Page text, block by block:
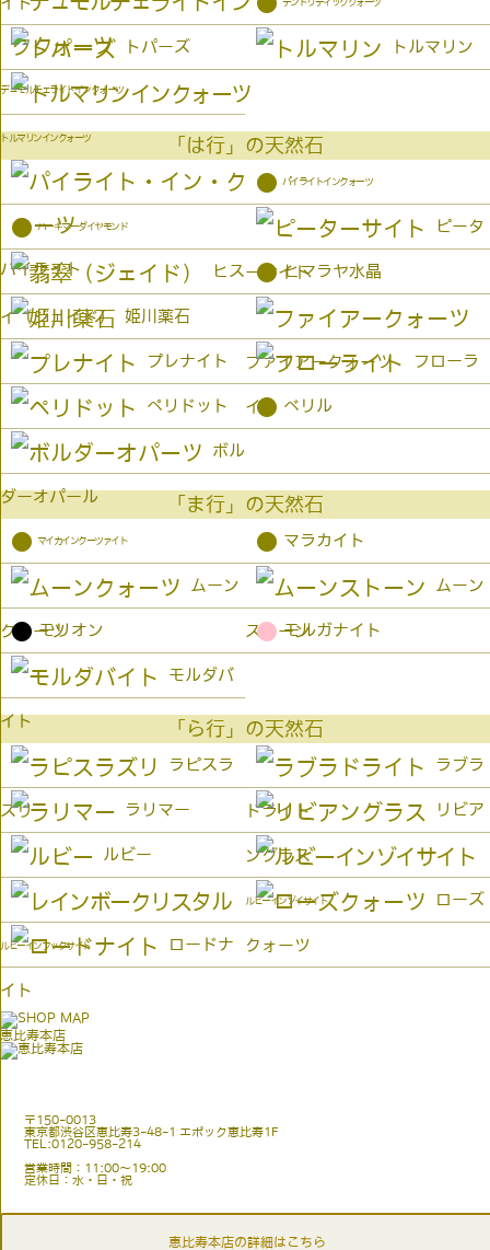
デュモルチェライトインクォーツ
トパーズ トルマリン
トルマリンインクォーツ 「は行」の天然石
パイライト
● パイライトインクォーツ
● ハーキマーダイヤモンド ピータ
ーサイト
ヒス
イ（ジェイド）
● ヒマラヤ水晶
姫川薬石
ファイアークォーツ
プレナイト フローラ
イト
ペリドット ● ベリル
ボル
ダーオパール 「ま行」の天然石
● マイカインクーツァイト ● マラカイト
ムーン
クォーツ
ムーン
ストーン
● モリオン ● モルガナイト
モルダバ
イト 「ら行」の天然石
ラピスラ
ズリ
ラブラ
ドライト
ラリマー リビア
ングラス
ルビー
ルビーインゾイサイト
ルビーインフックサイト
ローズ
クォーツ
ロードナ
イト
恵比寿本店
〒150-0013
東京都渋谷区恵比寿3-48-1 エポック恵比寿1F
TEL:0120-958-214
営業時間：11:00〜19:00
定休日：水・日・祝
恵比寿本店の詳細はこちら